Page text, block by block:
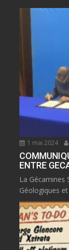
1 mai 2024
ENTRE
La Gécamines
Géologiques